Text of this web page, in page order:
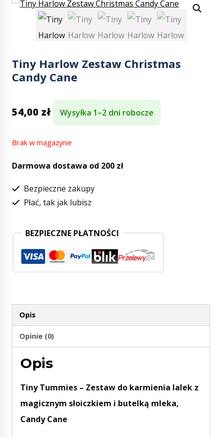
Tiny Harlow Zestaw Christmas
Candy Cane
54,00 zł Wysyłka 1–2 dni robocze
Brak w magazynie
Darmowa dostawa od 200 zł
Bezpieczne zakupy
Płać, tak jak lubisz
BEZPIECZNE PŁATNOŚCI
Opis
Opinie (0)
Opis
Tiny Tummies – Zestaw do karmienia lalek z
magicznym słoiczkiem i butelką mleka,
Candy Cane